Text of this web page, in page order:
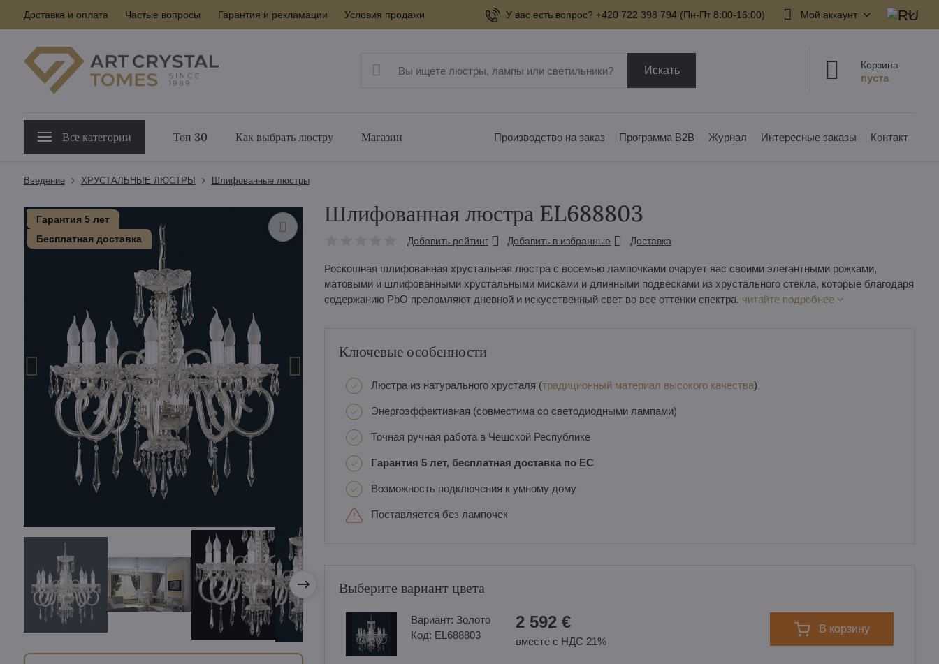
Доставка и оплата Частые вопросы Гарантия и рекламации Условия продажи У вас есть вопрос? +420 722 398 794​ (Пн-Пт 8:00-16:00) Мой аккаунт
Искать Корзина
Все категории Топ 30 Как выбрать люстру Магазин Производство на заказ Программа B2B Журнал Интересные заказы Контакт
Введение ХРУСТАЛЬНЫЕ ЛЮСТРЫ Шлифованные люстры
Гарантия 5 лет
Бесплатная доставка
Шлифованная люстра EL688803
Добавить рейтинг Добавить в избранные Доставка
Роскошная шлифованная хрустальная люстра с восемью лампочками очарует вас своими элегантными рожками,
матовыми и шлифованными хрустальными мисками и длинными подвесками из хрустального стекла, которые благодаря
содержанию PbO преломляют дневной и искусственный свет во все оттенки спектра. читайте подробнее
Ключевые особенности
Люстра из натурального хрусталя (традиционный материал высокого качества)
Энергоэффективная (совместима со светодиодными лампами)
Точная ручная работа в Чешской Республике
Гарантия 5 лет, бесплатная доставка по ЕС
Возможность подключения к умному дому
Поставляется без лампочек
Выберите вариант цвета
Вариант: Золотo
Код: EL688803
2 592 €
вместе с НДС 21%
в корзину